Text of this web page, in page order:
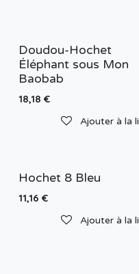
Doudou-Hochet
Éléphant sous Mon
Baobab
18,18 €
Ajouter à la
Hochet 8 Bleu
11,16 €
Ajouter à la